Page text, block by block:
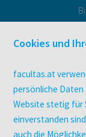
Cookies und
facultas.at
persönliche Daten
Website stetig für
einverstanden
auch die